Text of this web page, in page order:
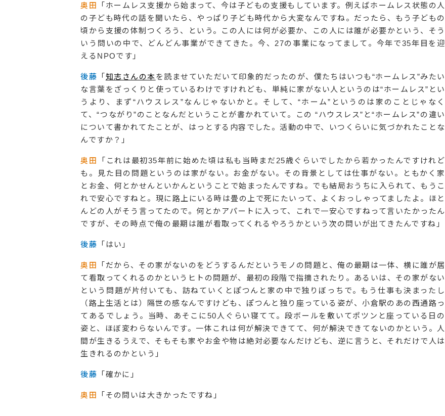
奥田
「ホームレス支援から始まって、今は子どもの支援もしています。例えばホームレス状態の人
の子ども時代の話を聞いたら、やっぱり子ども時代から大変なんですね。だったら、もう子どもの
頃から支援の体制つくろう、という。この人には何が必要か、この人には誰が必要かという、そう
いう問いの中で、どんどん事業ができてきた。今、27の事業になってまして。今年で35年目を迎
えるNPOです」
後藤 「 知志さんの本を読ませていただいて印象的だったのが、僕たちはいつも“ホームレス”みたい
な言葉をざっくりと使っているわけですけれども、単純に家がない人というのは“ホームレス”とい
うより、まず“ハウスレス”なんじゃないかと。そして、“ホーム”というのは家のことじゃなく
て、“つながり”のことなんだということが書かれていて。この “ハウスレス”と“ホームレス”の違い
について書かれてたことが、はっとする内容でした。活動の中で、いつくらいに気づかれたことな
んですか？」
奥田
「これは最初35年前に始めた頃は私も当時まだ25歳ぐらいでしたから若かったんですけれど
も。見た目の問題というのは家がない。お金がない。その背景としては仕事がない。ともかく家
とお金、何とかせんといかんということで始まったんですね。でも結局おうちに入られて、もうこ
れで安心ですねと。現に路上にいる時は畳の上で死にたいって、よくおっしゃってましたよ。ほと
んどの人がそう言ってたので。何とかアパートに入って、これで一安心ですねって言いたかったん
ですが、その時点で俺の最期は誰が看取ってくれるやろうかという次の問いが出てきたんですね」
後藤 「はい」
奥田
「だから、その家がないのをどうするんだというモノの問題と、俺の最期は一体、横に誰が居
て看取ってくれるのかというヒトの問題が、最初の段階で指摘されたり。あるいは、その家がない
という問題が片付いても、訪ねていくとぽつんと家の中で独りぼっちで。もう仕事も決まったし
（路上生活とは）隔世の感なんですけども、ぽつんと独り座っている姿が、小倉駅のあの西通路っ
てあるでしょう。当時、あそこに50人ぐらい寝てて。段ボールを敷いてポツンと座っている日の
姿と、ほぼ変わらないんです。一体これは何が解決できてて、何が解決できてないのかという。人
間が生きるうえで、そもそも家やお金や物は絶対必要なんだけども、逆に言うと、それだけで人は
生きれるのかという」
後藤 「確かに」
奥田 「その問いは大きかったですね」